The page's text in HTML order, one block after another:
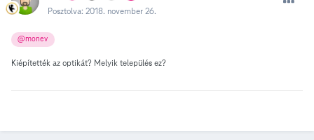
Posztolva: 2018. november 26.
@monev
Kiépítették az optikát? Melyik település ez?